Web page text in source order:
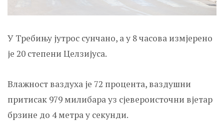
У Требињу јутрос сунчано, а у 8 часова измјерено
је 20 степени Целзијуса.
Влажност ваздуха је 72 процента, ваздушни
притисак 979 милибара уз сјевероисточни вјетар
брзине до 4 метра у секунди.